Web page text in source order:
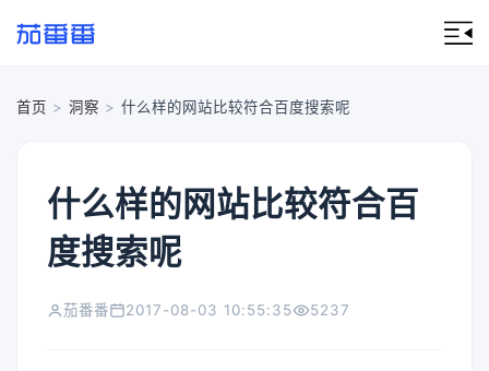
首页 > 洞察 > 什么样的网站比较符合百度搜索呢
什么样的网站比较符合百
度搜索呢
茄番番 2017-08-03 10:55:35 5237